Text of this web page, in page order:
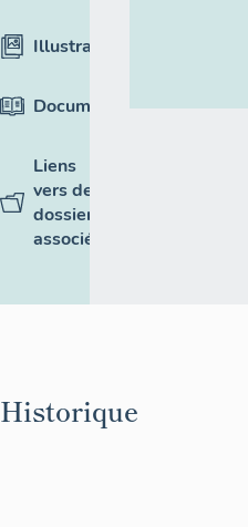
Illustrations
Documentation
Liens
vers des
dossiers
associés
Historique